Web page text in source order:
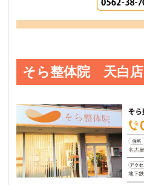
そら整体院 天白店